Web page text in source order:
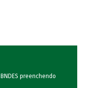
preenchendo